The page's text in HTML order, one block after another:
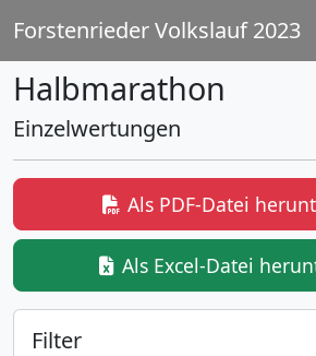
Forstenrieder Volkslauf 2023
Halbmarathon
Einzelwertungen
Als PDF-Datei
Als Excel-Datei
Filter